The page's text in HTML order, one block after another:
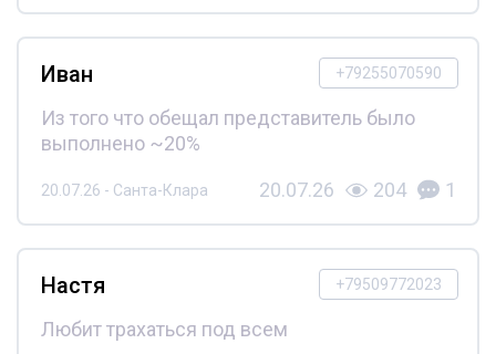
+79255070590
Иван
Из того что обещал представитель было
выполнено ~20%
20.07.26 - Санта-Клара 20.07.26 204 1
+79509772023
Настя
Любит трахаться под всем